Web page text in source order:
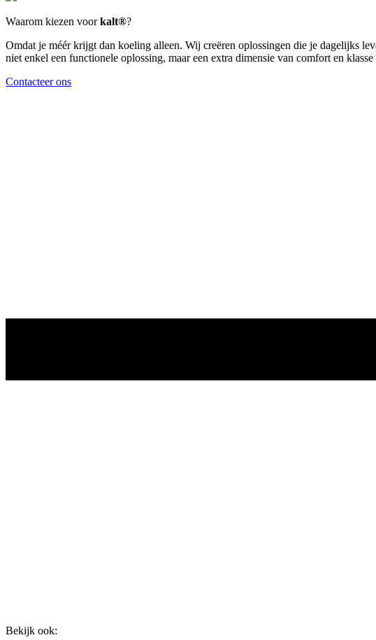
Waarom kiezen voorkalt®?
Omdat je méér krijgt dan koeling alleen. Wij creëren oplossingen die je dagelijks
niet enkel een functionele oplossing, maar een extra dimensie van comfort en
Contacteer ons
Bekijk ook: